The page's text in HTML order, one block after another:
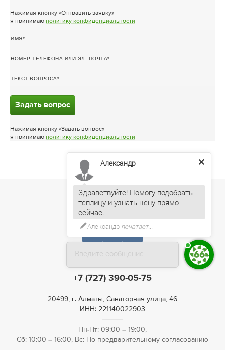
Нажимая кнопку «Отправить заявку»
я принимаю политику конфиденциальности
ИМЯ
НОМЕР ТЕЛЕФОНА ИЛИ ЭЛ. ПОЧТА
ТЕКСТ ВОПРОСА
Задать вопрос
Нажимая кнопку «Задать вопрос»
я принимаю политику конфиденциальности
+7 (727) 390-05-75
20499, г. Алматы, Санаторная улица, 46
ИНН: 221140022903
Пн-Пт: 09:00 – 19:00,
Сб: 10:00 – 16:00, Вс: По предварительному согласованию
Введите сообщение
Александр
Здравствуйте! Помогу подобрать
теплицу и узнать цену прямо
Александрпечатает...